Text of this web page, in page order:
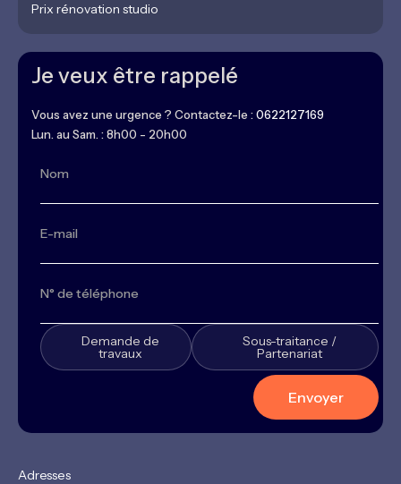
Prix rénovation studio
Je veux être rappelé
Vous avez une urgence ? Contactez-le : 0622127169
Lun. au Sam. : 8h00 - 20h00
Demande de
travaux
Sous-traitance /
Partenariat
Adresses